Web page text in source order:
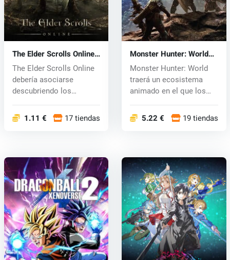
The Elder Scrolls Online
(PC) CD key
The Elder Scrolls Online
debería asociarse
descubriendo los
1.11 € 17 tiendas
Monster Hunter: World
(PC) CD key
Monster Hunter: World
traerá un ecosistema
animado en el que los
5.22 € 19 tiendas